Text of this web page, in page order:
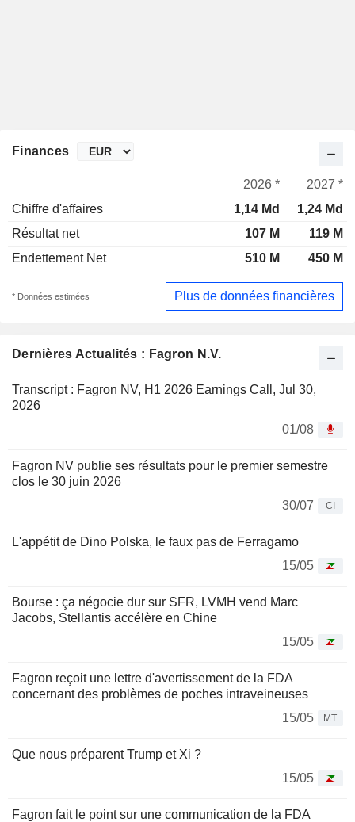
Dernières Actualités : Fagron N.V.
Transcript : Fagron NV, H1 2026 Earnings Call, Jul 30,
2026
01/08
Fagron NV publie ses résultats pour le premier semestre
clos le 30 juin 2026
30/07
CI
L'appétit de Dino Polska, le faux pas de Ferragamo
15/05
Bourse : ça négocie dur sur SFR, LVMH vend Marc
Jacobs, Stellantis accélère en Chine
15/05
Fagron reçoit une lettre d'avertissement de la FDA
concernant des problèmes de poches intraveineuses
15/05
MT
Que nous préparent Trump et Xi ?
15/05
Fagron fait le point sur une communication de la FDA
Finances
2026 *
2027 *
Chiffre d'affaires
1,14 Md
1,24 Md
Résultat net
107 M
119 M
Endettement Net
510 M 450 M
* Données estimées Plus de données financières